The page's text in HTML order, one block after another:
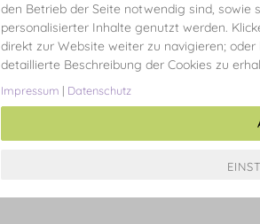
Ring Kugel, 14 Karat
den Betrieb der Seite notwendig sind, sowie
personalisierter Inhalte genutzt werden.
direkt zur Website weiter zu navigieren;
detaillierte Beschreibung der Cookies zu
Impressum | Datenschutz